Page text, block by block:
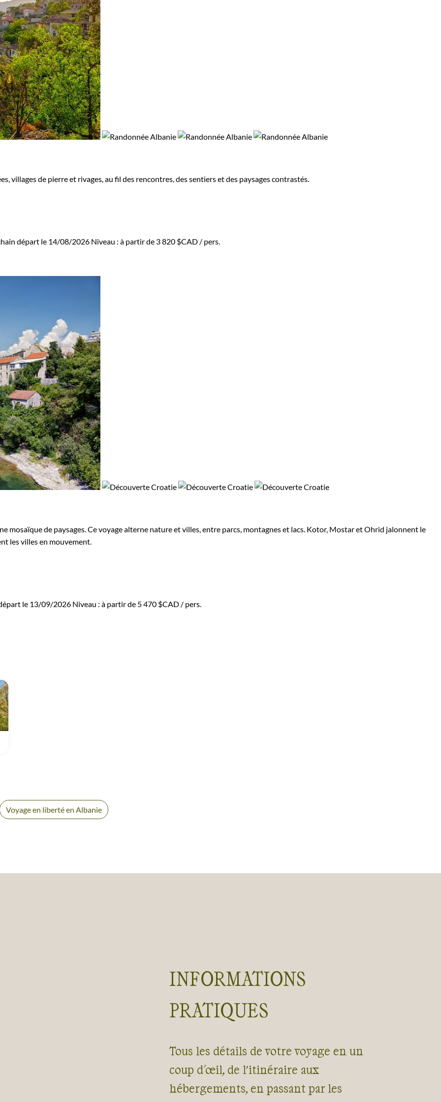
villages de pierre et rivages, au fil des rencontres, des sentiers et des paysages contrastés.
départ le 14/08/2026 Niveau : à partir de 3 820 $CAD / pers.
mosaïque de paysages. Ce voyage alterne nature et villes, entre parcs, montagnes et lacs. Kotor, Mostar et Ohrid jalonnent le
les villes en mouvement.
le 13/09/2026 Niveau : à partir de 5 470 $CAD / pers.
Voyage en liberté en Albanie
INFORMATIONS
PRATIQUES
Tous les détails de votre voyage en un
coup d'œil, de l’itinéraire aux
hébergements, en passant par les